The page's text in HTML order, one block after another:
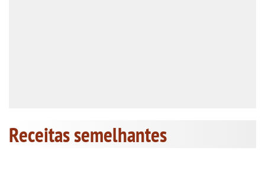
Receitas semelhantes